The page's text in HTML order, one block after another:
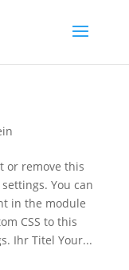
or remove this
You can
in the module
CSS to this
Ihr Titel Your...